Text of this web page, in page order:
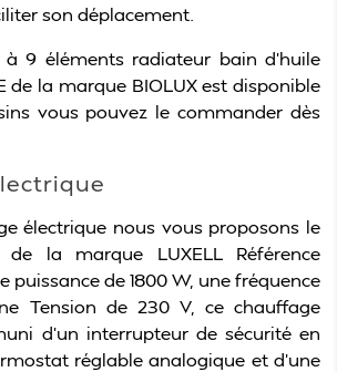
son déplacement.
à 9 éléments radiateur bain d'huile
de la marque BIOLUX est disponible
vous pouvez le commander dès
électrique nous vous proposons le
de la marque LUXELL Référence
puissance de1800 W, une fréquence
Tension de 230 V, ce chauffage
d’un interrupteur de sécurité en
réglable analogique et d’une